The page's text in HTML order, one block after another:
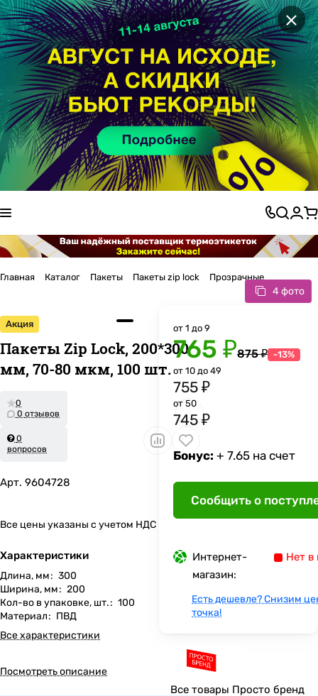
×
Главная Каталог Пакеты Пакеты zip lock Прозрачные
4 фото
Акция
Пакеты Zip Lock, 200*300
мм, 70-80 мкм, 100 шт.
0
0 отзывов
0
вопросов
Арт. 9604728
Все цены указаны с учетом НДС
Характеристики
Длина, мм: 300
Ширина, мм: 200
Кол-во в упаковке, шт.: 100
Материал: ПВД
Все характеристики
Посмотреть описание
от 1 до 9
765 ₽875 ₽ -13%
от 10 до 49
755 ₽
от 50
745 ₽
Бонус: + 7.65 на счет
Сообщить о
Интернет-
магазин:
Нет в
Есть дешевле? Снизим
точка!
Все товары Просто бренд